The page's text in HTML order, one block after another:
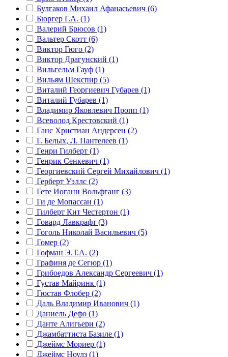
Булгаков Михаил Афанасьевич (6)
Бюргер Г.А. (1)
Валерий Брюсов (1)
Вальтер Скотт (6)
Виктор Гюго (2)
Виктор Драгунский (1)
Вильгельм Гауф (1)
Вильям Шекспир (5)
Виталий Георгиевич Губарев (1)
Виталий Губарев (1)
Владимир Яковлевич Пропп (1)
Всеволод Крестовский (1)
Ганс Христиан Андерсен (2)
Г. Белых, Л. Пантелеев (1)
Генри Гилберт (1)
Генрик Сенкевич (1)
Георгиевский Сергей Михайлович (1)
Герберт Уэллс (2)
Гете Иоганн Вольфганг (3)
Ги де Мопассан (1)
Гилберт Кит Честертон (1)
Говард Лавкрафт (3)
Гоголь Николай Васильевич (5)
Гомер (2)
Гофман Э.Т.А. (2)
Графиня де Сегюр (1)
Грибоедов Александр Сергеевич (1)
Густав Майринк (1)
Гюстав Флобер (2)
Даль Владимир Иванович (1)
Даниель Дефо (1)
Данте Алигьери (2)
Джамбаттиста Базиле (1)
Джеймс Мориер (1)
Джеймс Ноулз (1)